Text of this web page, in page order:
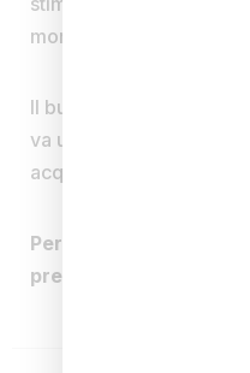
momento di puro relax.
Il buono è valido tutti i
va utilizzato entro 6
acquisto.
Per usufruire del
prenotazione allo